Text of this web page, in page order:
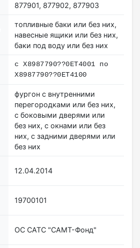
877901, 877902, 877903
топливные баки или без них,
навесные ящики или без них,
баки под воду или без них
с X8987790??0ET4001 по
X8987790??0ET4100
фургон с внутренними
перегородками или без них,
с боковыми дверями или
без них, с окнами или без
них, с задними дверями или
без них
12.04.2014
19700101
ОС САТС "САМТ-Фонд"